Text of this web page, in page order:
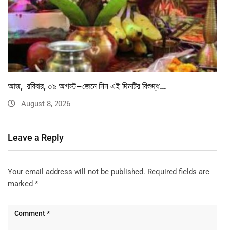
আজ, রবিবার, ০৯ অগস্ট–জেনে নিন এই দিনটির বিশুদ্ধ…
August 8, 2026
Leave a Reply
Your email address will not be published. Required fields are
marked *